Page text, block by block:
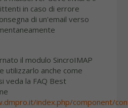
in caso di errore
di un'email verso
il modulo SincroIMAP
utilizzarlo anche come
veda la FAQ Best
index.php/component/